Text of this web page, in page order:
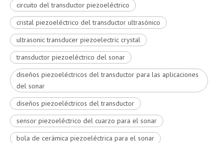
circuito del transductor piezoeléctrico
cristal piezoeléctrico del transductor ultrasónico
ultrasonic transducer piezoelectric crystal
transductor piezoeléctrico del sonar
diseños piezoeléctricos del transductor para las aplicaciones
del sonar
diseños piezoeléctricos del transductor
sensor piezoeléctrico del cuarzo para el sonar
bola de cerámica piezoeléctrica para el sonar